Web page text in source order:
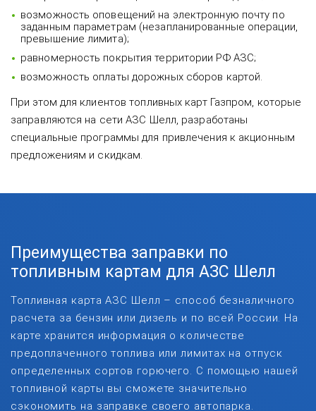
возможность оповещений на электронную почту по
заданным параметрам (незапланированные операции,
превышение лимита);
равномерность покрытия территории РФ АЗС;
возможность оплаты дорожных сборов картой.
При этом для клиентов топливных карт Газпром, которые
заправляются на сети АЗС Шелл, разработаны
специальные программы для привлечения к акционным
предложениям и скидкам.
Преимущества заправки по
топливным картам для АЗС Шелл
Топливная карта АЗС Шелл – способ безналичного
расчета за бензин или дизель и по всей России. На
карте хранится информация о количестве
предоплаченного топлива или лимитах на отпуск
определенных сортов горючего. С помощью нашей
топливной карты вы сможете значительно
сэкономить на заправке своего автопарка.